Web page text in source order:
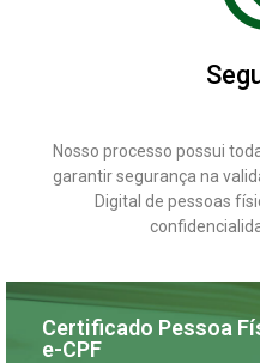
Nosso processo possui
garantir segurança na
Digital de pessoas
Certificado Pessoa
e-CPF